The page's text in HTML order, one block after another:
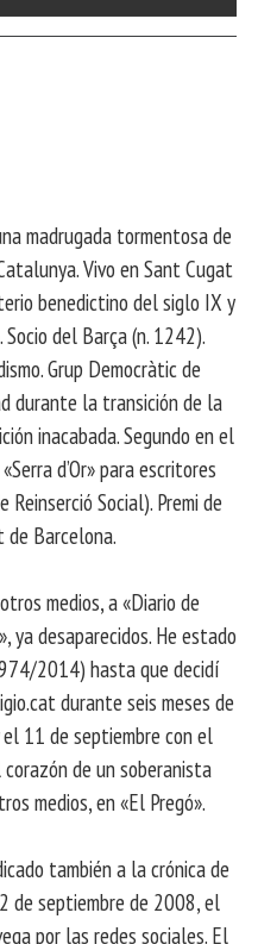
madrugada tormentosa de
Vivo en Sant Cugat
benedictino del siglo IX y
del Barça (n. 1242).
Grup Democràtic de
durante la transición de la
inacabada. Segundo en el
d’Or» para escritores
Social). Premi de
de Barcelona.
medios, a «Diario de
ya desaparecidos. He estado
2014) hasta que decidí
durante seis meses de
11 de septiembre con el
de un soberanista
medios, en «El Pregó».
también a la crónica de
de septiembre de 2008, el
por las redes sociales. El